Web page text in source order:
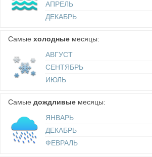
АПРЕЛЬ
ДЕКАБРЬ
Самые холодные месяцы:
АВГУСТ
СЕНТЯБРЬ
ИЮЛЬ
Самые дождливые месяцы:
ЯНВАРЬ
ДЕКАБРЬ
ФЕВРАЛЬ